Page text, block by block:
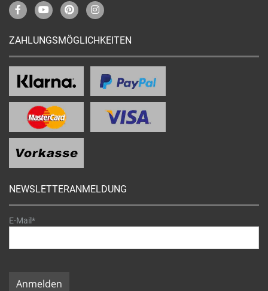
ZAHLUNGSMÖGLICHKEITEN
NEWSLETTERANMELDUNG
E-Mail*
Anmelden